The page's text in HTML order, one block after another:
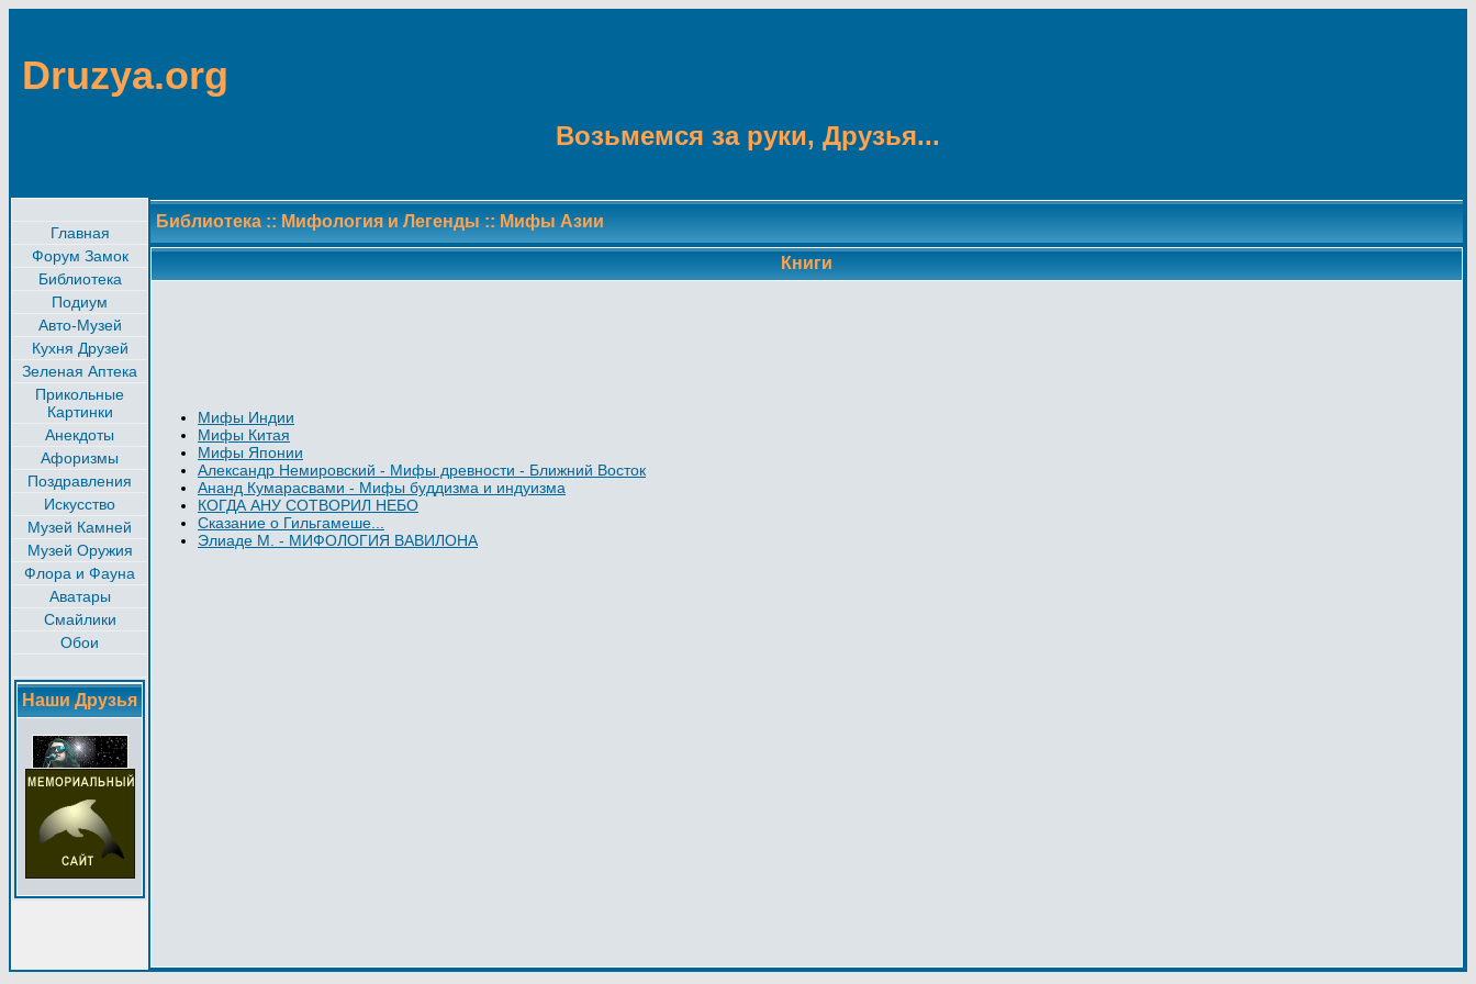
Druzya.org
Возьмемся за руки, Друзья...
Главная
Форум Замок
Библиотека
Подиум
Авто-Музей
Кухня Друзей
Зеленая Аптека
Прикольные
Картинки
Анекдоты
Афоризмы
Поздравления
Искусство
Музей Камней
Музей Оружия
Флора и Фауна
Аватары
Смайлики
Обои
Наши Друзья
Библиотека :: Мифология и Легенды :: Мифы Азии
Книги
Мифы Индии
Мифы Китая
Мифы Японии
Александр Немировский - Мифы древности - Ближний Восток
Ананд Кумарасвами - Мифы буддизма и индуизма
КОГДА АНУ СОТВОРИЛ НЕБО
Сказание о Гильгамеше...
Элиаде М. - МИФОЛОГИЯ ВАВИЛОНА